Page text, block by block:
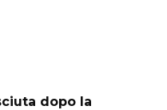
dopo la